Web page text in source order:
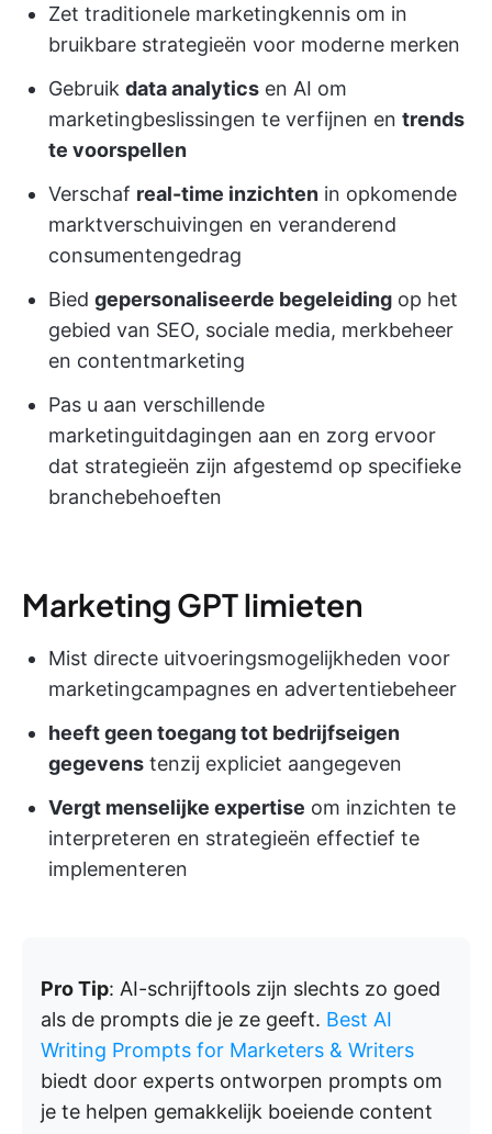
Zet traditionele marketingkennis om in
bruikbare strategieën voor moderne merken
Gebruik data analytics en AI om
marketingbeslissingen te verfijnen en trends
te voorspellen
Verschaf real-time inzichten in opkomende
marktverschuivingen en veranderend
consumentengedrag
Bied gepersonaliseerde begeleiding op het
gebied van SEO, sociale media, merkbeheer
en contentmarketing
Pas u aan verschillende
marketinguitdagingen aan en zorg ervoor
dat strategieën zijn afgestemd op specifieke
branchebehoeften
Marketing GPT limieten
Mist directe uitvoeringsmogelijkheden voor
marketingcampagnes en advertentiebeheer
heeft geen toegang tot bedrijfseigen
gegevens tenzij expliciet aangegeven
Vergt menselijke expertise om inzichten te
interpreteren en strategieën effectief te
implementeren
Pro Tip: AI-schrijftools zijn slechts zo goed
als de prompts die je ze geeft. Best AI
Writing Prompts for Marketers & Writers
biedt door experts ontworpen prompts om
je te helpen gemakkelijk boeiende content